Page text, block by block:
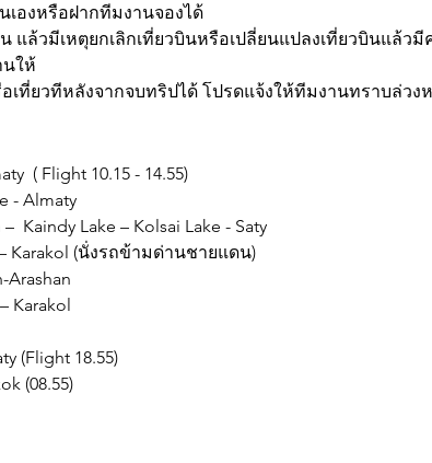
เองหรือฝากทีมงานจองได้
แล้วมีเหตุยกเลิกเที่ยวบินหรือเปลี่ยนแปลงเที่ยวบินแล้วมี
นให้
เที่ยวทีหลังจากจบทริปได้ โปรดแจ้งให้ทีมงานทราบล่วง
( Flight 10.15 - 14.55)
- Almaty
Kaindy Lake – Kolsai Lake - Saty
Karakol (นั่งรถข้ามด่านชายแดน)
Arashan
Karakol
(Flight 18.55)
(08.55)